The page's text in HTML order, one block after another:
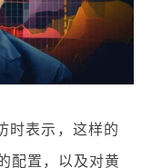
时表示，这样的
配置，以及对黄